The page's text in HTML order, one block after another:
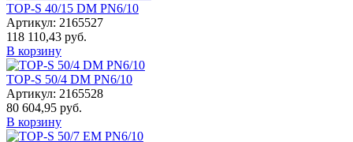
TOP-S 40/15 DM PN6/10
Артикул: 2165527
118 110,43 руб.
В корзину
TOP-S 50/4 DM PN6/10
Артикул: 2165528
80 604,95 руб.
В корзину